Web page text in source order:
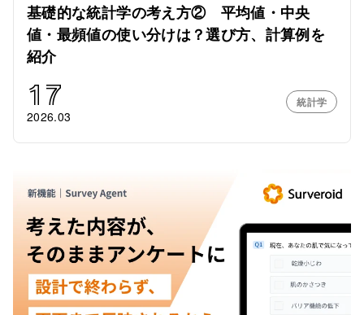
基礎的な統計学の考え方② 平均値・中央
値・最頻値の使い分けは？選び方、計算例を
紹介
17
2026.03
統計学